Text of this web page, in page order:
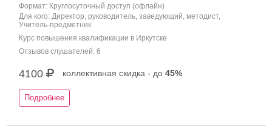
Формат: Круглосуточный доступ (офлайн)
Для кого: Директор, руководитель, заведующий, методист,
Учитель-предметник
Курс повышения квалификации в Иркутске
Отзывов слушателей: 6
4100 коллективная скидка - до 45%
Подробнее